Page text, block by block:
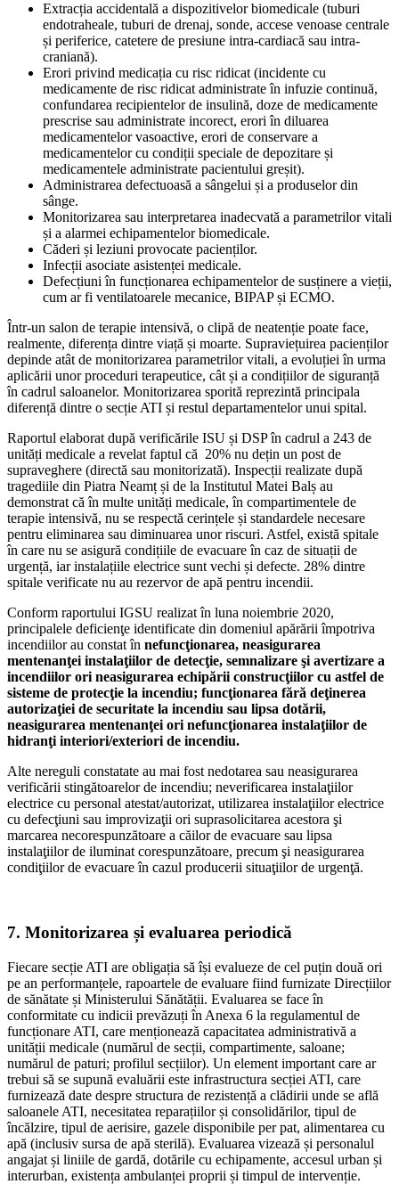
Extracția accidentală a dispozitivelor biomedicale (tuburi
endotraheale, tuburi de drenaj, sonde, accese venoase centrale
și periferice, catetere de presiune intra-cardiacă sau intra-
craniană).
Erori privind medicația cu risc ridicat (incidente cu
medicamente de risc ridicat administrate în infuzie continuă,
confundarea recipientelor de insulină, doze de medicamente
prescrise sau administrate incorect, erori în diluarea
medicamentelor vasoactive, erori de conservare a
medicamentelor cu condiții speciale de depozitare și
medicamentele administrate pacientului greșit).
Administrarea defectuoasă a sângelui și a produselor din
sânge.
Monitorizarea sau interpretarea inadecvată a parametrilor vitali
și a alarmei echipamentelor biomedicale.
Căderi și leziuni provocate pacienților.
Infecții asociate asistenței medicale.
Defecțiuni în funcționarea echipamentelor de susținere a vieții,
cum ar fi ventilatoarele mecanice, BIPAP și ECMO.
Într-un salon de terapie intensivă, o clipă de neatenție poate face,
realmente, diferența dintre viață și moarte. Supraviețuirea pacienților
depinde atât de monitorizarea parametrilor vitali, a evoluției în urma
aplicării unor proceduri terapeutice, cât și a condițiilor de siguranță
în cadrul saloanelor. Monitorizarea sporită reprezintă principala
diferență dintre o secție ATI și restul departamentelor unui spital.
Raportul elaborat după verificările ISU și DSP în cadrul a 243 de
unități medicale a revelat faptul că 20% nu dețin un post de
supraveghere (directă sau monitorizată). Inspecții realizate după
tragediile din Piatra Neamț și de la Institutul Matei Balș au
demonstrat că în multe unități medicale, în compartimentele de
terapie intensivă, nu se respectă cerințele și standardele necesare
pentru eliminarea sau diminuarea unor riscuri. Astfel, există spitale
în care nu se asigură condițiile de evacuare în caz de situații de
urgență, iar instalațiile electrice sunt vechi și defecte. 28% dintre
spitale verificate nu au rezervor de apă pentru incendii.
Conform raportului IGSU realizat în luna noiembrie 2020,
principalele deficienţe identificate din domeniul apărării împotriva
incendiilor au constat în nefuncţionarea, neasigurarea
mentenanţei instalaţiilor de detecţie, semnalizare şi avertizare a
incendiilor ori neasigurarea echipării construcţiilor cu astfel de
sisteme de protecţie la incendiu; funcţionarea fără deţinerea
autorizaţiei de securitate la incendiu sau lipsa dotării,
neasigurarea mentenanţei ori nefuncţionarea instalaţiilor de
hidranţi interiori/exteriori de incendiu.
Alte nereguli constatate au mai fost nedotarea sau neasigurarea
verificării stingătoarelor de incendiu; neverificarea instalaţiilor
electrice cu personal atestat/autorizat, utilizarea instalaţiilor electrice
cu defecţiuni sau improvizaţii ori suprasolicitarea acestora şi
marcarea necorespunzătoare a căilor de evacuare sau lipsa
instalaţiilor de iluminat corespunzătoare, precum şi neasigurarea
condiţiilor de evacuare în cazul producerii situaţiilor de urgenţă.
7. Monitorizarea și evaluarea periodică
Fiecare secție ATI are obligația să își evalueze de cel puțin două ori
pe an performanțele, rapoartele de evaluare fiind furnizate Direcțiilor
de sănătate și Ministerului Sănătății. Evaluarea se face în
conformitate cu indicii prevăzuți în Anexa 6 la regulamentul de
funcționare ATI, care menționează capacitatea administrativă a
unității medicale (numărul de secții, compartimente, saloane;
numărul de paturi; profilul secțiilor). Un element important care ar
trebui să se supună evaluării este infrastructura secției ATI, care
furnizează date despre structura de rezistență a clădirii unde se află
saloanele ATI, necesitatea reparațiilor și consolidărilor, tipul de
încălzire, tipul de aerisire, gazele disponibile per pat, alimentarea cu
apă (inclusiv sursa de apă sterilă). Evaluarea vizează și personalul
angajat și liniile de gardă, dotările cu echipamente, accesul urban și
interurban, existența ambulanței proprii și timpul de intervenție.